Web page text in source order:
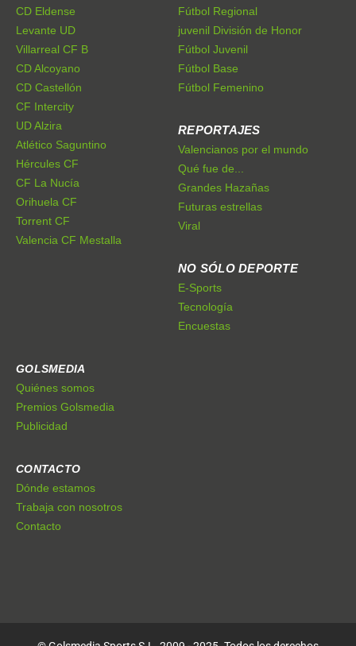
CD Eldense
Levante UD
Villarreal CF B
CD Alcoyano
CD Castellón
CF Intercity
UD Alzira
Atlético Saguntino
Hércules CF
CF La Nucía
Orihuela CF
Torrent CF
Valencia CF Mestalla
Fútbol Regional
juvenil División de Honor
Fútbol Juvenil
Fútbol Base
Fútbol Femenino
REPORTAJES
Valencianos por el mundo
Qué fue de...
Grandes Hazañas
Futuras estrellas
Viral
NO SÓLO DEPORTE
E-Sports
Tecnología
Encuestas
GOLSMEDIA
Quiénes somos
Premios Golsmedia
Publicidad
CONTACTO
Dónde estamos
Trabaja con nosotros
Contacto